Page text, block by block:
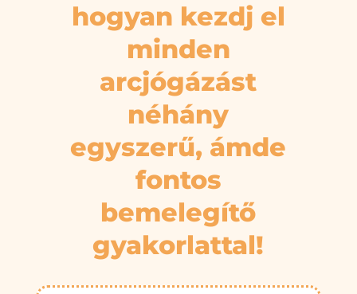
hogyan kezdj el
minden
arcjógázást
néhány
egyszerű, ámde
fontos
bemelegítő
gyakorlattal!